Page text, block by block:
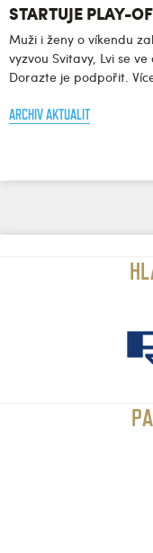
STARTUJE PLAY-
Muži i ženy o víkendu
vyzvou Svitavy, Lvi se
Dorazte je podpořit.
ARCHIV AKTUALIT